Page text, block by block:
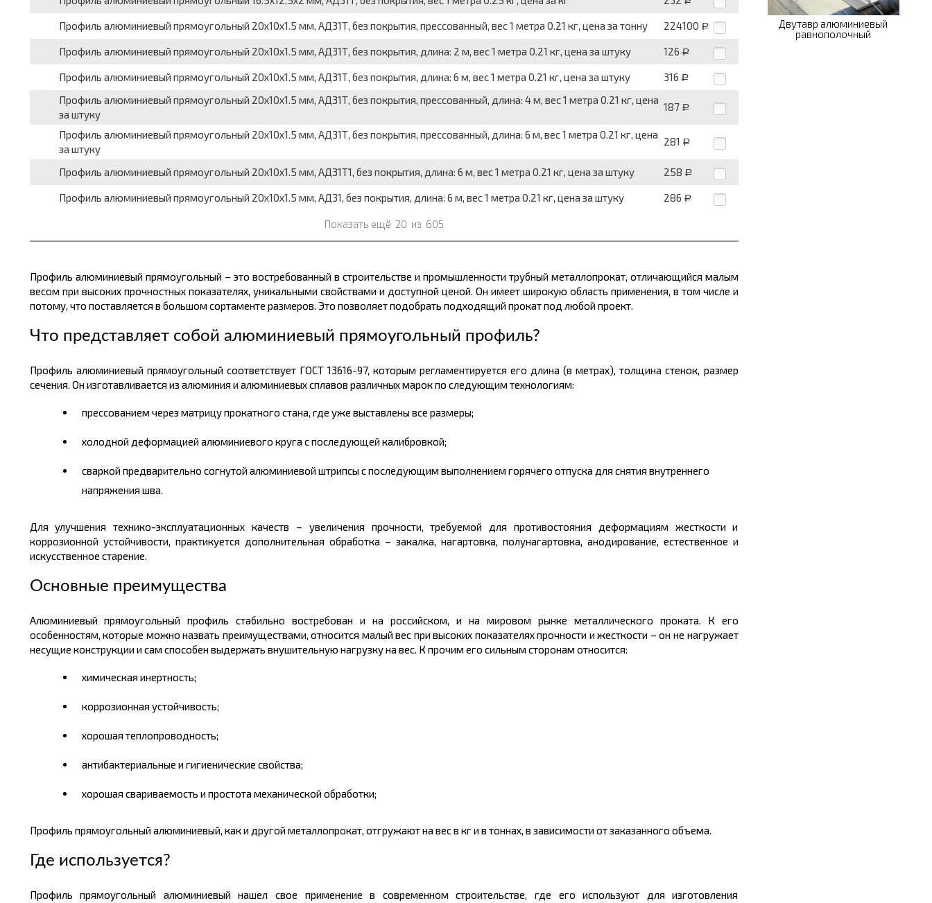
Профиль алюминиевый прямоугольный 20x10x1.5 мм, АД31Т, без покрытия, прессованный, вес 1 метра 0.21 кг, цена за тонну 224100 Р
Профиль алюминиевый прямоугольный 20x10x1.5 мм, АД31Т, без покрытия, длина: 2 м, вес 1 метра 0.21 кг, цена за штуку 126 Р
Профиль алюминиевый прямоугольный 20x10x1.5 мм, АД31Т, без покрытия, длина: 6 м, вес 1 метра 0.21 кг, цена за штуку 316 Р
Профиль алюминиевый прямоугольный 20x10x1.5 мм, АД31Т, без покрытия, прессованный, длина: 4 м, вес 1 метра 0.21 кг, цена
за штуку
187 Р
Профиль алюминиевый прямоугольный 20x10x1.5 мм, АД31Т, без покрытия, прессованный, длина: 6 м, вес 1 метра 0.21 кг, цена
за штуку
281 Р
Профиль алюминиевый прямоугольный 20x10x1.5 мм, АД31Т1, без покрытия, длина: 6 м, вес 1 метра 0.21 кг, цена за штуку 258 Р
Профиль алюминиевый прямоугольный 20x10x1.5 мм, АД31, без покрытия, длина: 6 м, вес 1 метра 0.21 кг, цена за штуку 286 Р
Показать ещё 20 из 605
Профиль алюминиевый прямоугольный – это востребованный в строительстве и промышленности трубный металлопрокат, отличающийся малым
весом при высоких прочностных показателях, уникальными свойствами и доступной ценой. Он имеет широкую область применения, в том числе и
потому, что поставляется в большом сортаменте размеров. Это позволяет подобрать подходящий прокат под любой проект.
Что представляет собой алюминиевый прямоугольный профиль?
Профиль алюминиевый прямоугольный соответствует ГОСТ 13616-97, которым регламентируется его длина (вметрах), толщина стенок, размер
сечения. Он изготавливается из алюминия и алюминиевых сплавов различных марок по следующим технологиям:
прессованием через матрицу прокатного стана, где уже выставлены все размеры;
холодной деформацией алюминиевого круга с последующей калибровкой;
сваркой предварительно согнутой алюминиевой штрипсы с последующим выполнением горячего отпуска для снятия внутреннего
напряжения шва.
Для улучшения технико-эксплуатационных качеств – увеличения прочности, требуемой для противостояния деформациям жесткости и
коррозионной устойчивости, практикуется дополнительная обработка – закалка, нагартовка, полунагартовка, анодирование, естественное и
искусственное старение.
Основные преимущества
Алюминиевый прямоугольный профиль стабильно востребован и на российском, и на мировом рынке металлического проката. К его
особенностям, которые можно назвать преимуществами, относится малый вес при высоких показателях прочности и жесткости – он не нагружает
несущие конструкции и сам способен выдержать внушительную нагрузку на вес. К прочим его сильным сторонам относится:
химическая инертность;
коррозионная устойчивость;
хорошая теплопроводность;
антибактериальные и гигиенические свойства;
хорошая свариваемость и простота механической обработки;
Профиль прямоугольный алюминиевый, как и другой металлопрокат, отгружают на вес в кги в тоннах, в зависимости от заказанного объема.
Где используется?
Профиль прямоугольный алюминиевый нашел свое применение в современном строительстве, где его используют для изготовления
Двутавр алюминиевый
равнополочный